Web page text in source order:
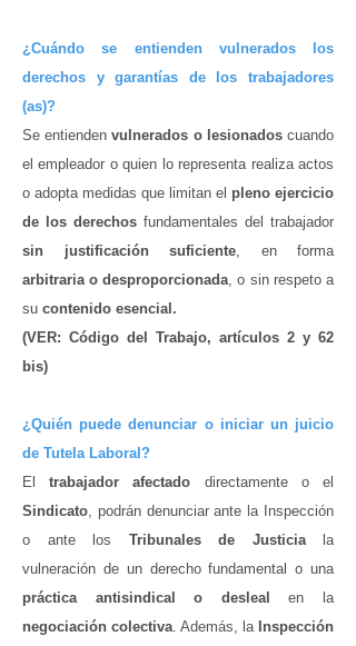
¿Cuándo se entienden vulnerados los
derechos y garantías de los trabajadores
(as)?
Se entiendenvulnerados o lesionadoscuando
el empleador o quien lo representa realiza actos
o adopta medidas que limitan el pleno ejercicio
de los derechos fundamentales del trabajador
sin justificación suficiente, en forma
arbitraria o desproporcionada, o sin respeto a
su contenido esencial.
(VER: Código del Trabajo, artículos 2 y 62
bis)
¿Quién puede denunciar o iniciar un juicio
de Tutela Laboral?
Eltrabajador afectado directamente o el
Sindicato, podrán denunciar ante la Inspección
o ante los Tribunales de Justiciala
vulneración de un derecho fundamental o una
práctica antisindical o deslealen la
negociación colectiva. Además, la Inspección